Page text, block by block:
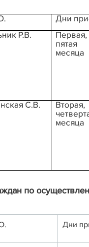
Дни
Р.В.
месяца
С.В.
Вторая,
месяца
по
Дни